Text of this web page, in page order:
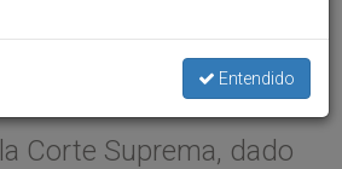
tendrá la
nombrar varios
Corte Suprema, dado
Entendido